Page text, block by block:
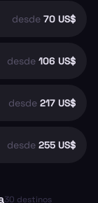
desde 70 US$
desde 106 US$
desde 217 US$
desde 255 US$
30 destinos